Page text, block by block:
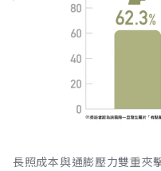
長照成本與通膨壓力雙重夾